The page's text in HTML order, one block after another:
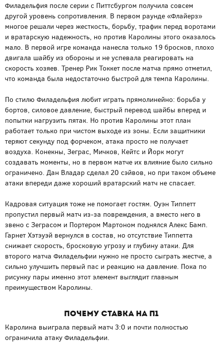
Филадельфия после серии с Питтсбургом получила совсем
другой уровень сопротивления. В первом раунде «Флайерз»
многое решали через жесткость, борьбу, трафик перед воротами
и вратарскую надежность, но против Каролины этого оказалось
мало. В первой игре команда нанесла только 19 бросков, плохо
двигала шайбу из обороны и не успевала реагировать на
скорость хозяев. Тренер Рик Токкет после матча прямо отметил,
что команда была недостаточно быстрой для темпа Каролины.
По стилю Филадельфия любит играть прямолинейно: борьба у
бортов, силовое давление, быстрый перевод шайбы вперед и
попытки нагрузить пятак. Но против Каролины этот план
работает только при чистом выходе из зоны. Если защитники
теряют секунду под форчеком, атака просто не получает
воздуха. Конекны, Зеграс, Мичков, Кейтс и Йорк могут
создавать моменты, но в первом матче их влияние было сильно
ограничено. Дан Владар сделал 20 сэйвов, но при таком объеме
атаки впереди даже хороший вратарский матч не спасает.
Кадровая ситуация тоже не помогает гостям. Оуэн Типпетт
пропустил первый матч из-за повреждения, а вместо него в
звено с Зеграсом и Портером Мартоном поднялся Алекс Бамп.
Гарнет Хэтэуэй вернулся в состав, но отсутствие Типпетта
снижает скорость, бросковую угрозу и глубину атаки. Для
второго матча Филадельфии нужно не просто сыграть жестче, а
сильно улучшить первый пас и реакцию на давление. Пока по
рисунку пары именно этот элемент выглядит главным
преимуществом Каролины.
Почему ставка на П1
Каролина выиграла первый матч 3:0 и почти полностью
ограничила атаку Филадельфии.